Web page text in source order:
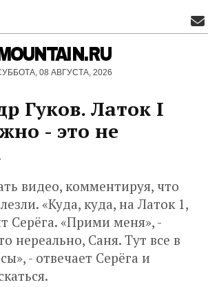
08 АВГУСТА, 2026
Гуков. Латок I
- это не
видео, комментируя, что
«Куда, куда, на Латок 1,
Серёга. «Прими меня», -
нереально, Саня. Тут все в
- отвечает Серёга и